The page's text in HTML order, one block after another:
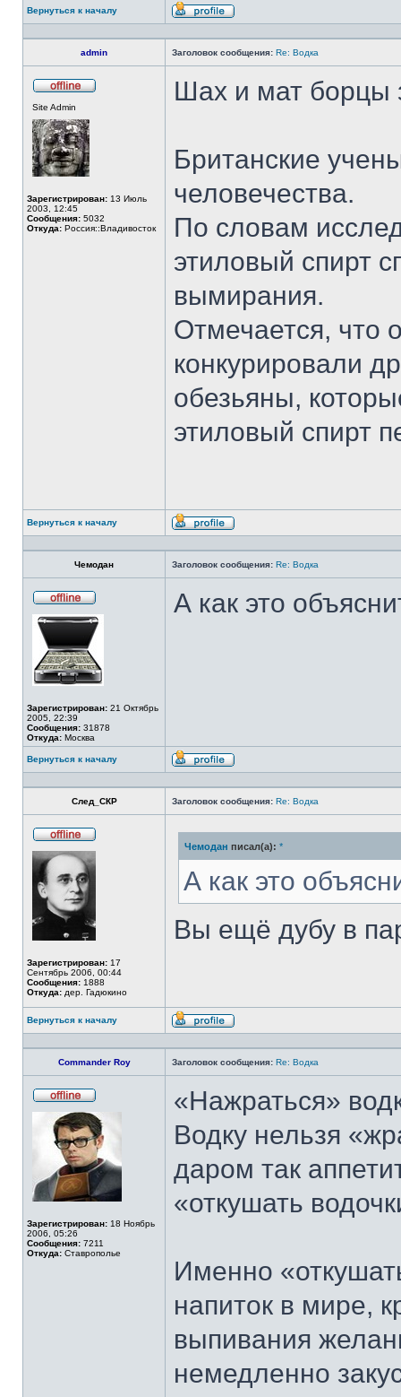
Вернуться к началу
Профиль
admin Заголовок сообщения: Re: Водка
Site Admin
Зарегистрирован: 13 Июль
2003, 12:45
Сообщения: 5032
Откуда: Россия::Владивосток
Шах и мат борцы
Британские
человечества.
По словам
этиловый спирт
вымирания.
Отмечается, что
конкурировали
обезьяны,
этиловый спирт
Вернуться к началу
Профиль
Чемодан Заголовок сообщения: Re: Водка
в
сети
Зарегистрирован: 21 Октябрь
2005, 22:39
Сообщения: 31878
Откуда: Москва
А как это
Вернуться к началу
Профиль
След_СКР Заголовок сообщения: Re: Водка
Зарегистрирован: 17
Сентябрь 2006, 00:44
Сообщения: 1888
Откуда: дер. Гадюкино
Чемодан писал(а): *
А как это
Вы ещё дубу в
Вернуться к началу
Профиль
Commander Roy Заголовок сообщения: Re: Водка
в
сети
Зарегистрирован: 18 Ноябрь
2006, 05:26
Сообщения: 7211
Откуда: Ставрополье
«Нажраться»
Водку нельзя
даром так
«откушать
Именно
напиток в мире,
выпивания
немедленно